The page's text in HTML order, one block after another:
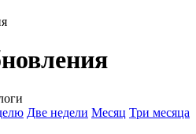
Две недели Месяц Три месяца